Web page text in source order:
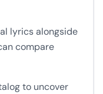
lyrics alongside
compare
to uncover